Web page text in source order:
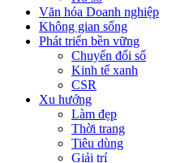
Văn hóa Doanh nghiệp
Không gian sống
Phát triển bền vững
Chuyển đổi số
Kinh tế xanh
CSR
Xu hướng
Làm đẹp
Thời trang
Tiêu dùng
Giải trí